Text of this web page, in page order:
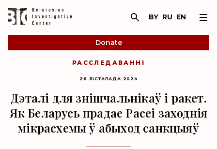
BY RU EN
Donate
РАССЛЕДАВАННІ
26 ЛІСТАПАДА 2024
Дэталі для знішчальнікаў і ракет.
Як Беларусь прадае Расеі заходнія
мікрасхемы ў абыход санкцыяў